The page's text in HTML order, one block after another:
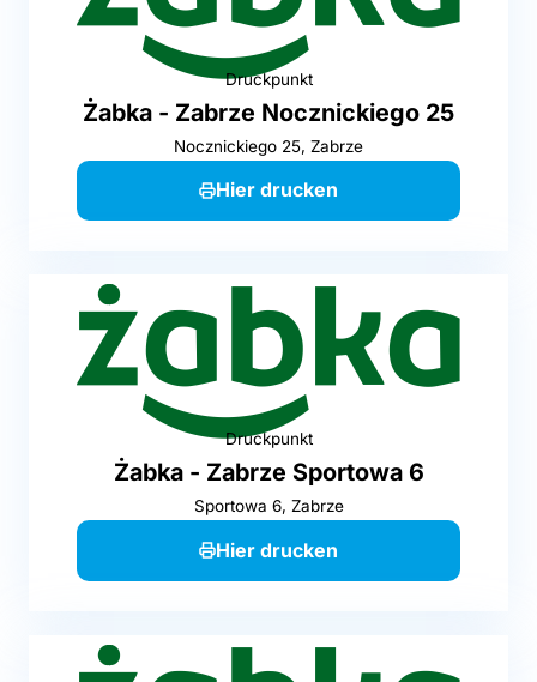
Druckpunkt
Żabka - Zabrze Nocznickiego 25
Nocznickiego 25, Zabrze
Hier drucken
Druckpunkt
Żabka - Zabrze Sportowa 6
Sportowa 6, Zabrze
Hier drucken